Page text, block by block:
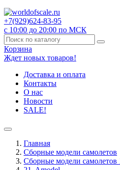
+7(929)624-83-95
с 10:00 до 20:00 по МСК
Корзина
Ждет новых товаров!
Доставка и оплата
Контакты
О нас
Новости
SALE!
Главная
Сборные модели самолетов
Сборные модели самолетов